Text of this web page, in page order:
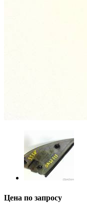
Цена по запросу